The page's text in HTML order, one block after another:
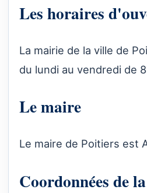
Les horaires
La mairie de la ville de
du lundi au vendredi de
Le maire
Le maire de Poitiers est
Coordonnées de